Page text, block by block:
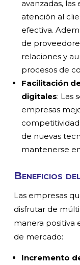
avanzadas,
atención al
efectiva.
de
relaciones y
procesos de
Facilitación
digitales: Las
empresas
de nuevas
mantenerse
Beneficios
Las empresas
disfrutar de
manera positiva
de mercado:
Incremento